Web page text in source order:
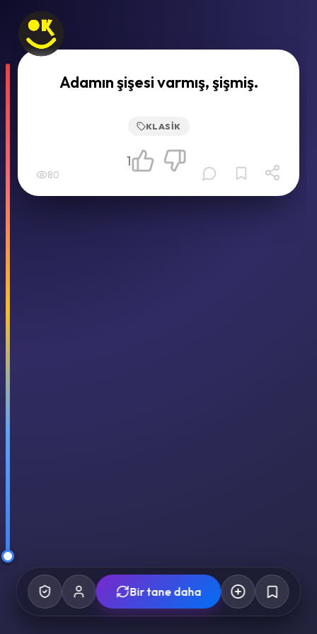
Adamın şişesi varmış, şişmiş.
KLASIK
80
1
Bir tane daha